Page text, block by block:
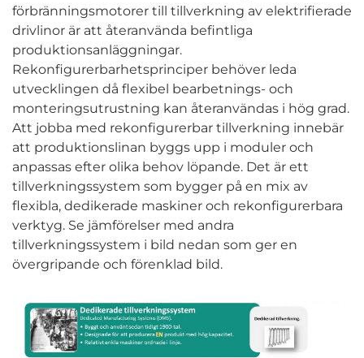
förbränningsmotorer till tillverkning av elektrifierade
drivlinor är att återanvända befintliga
produktionsanläggningar.
Rekonfigurerbarhetsprinciper behöver leda
utvecklingen då flexibel bearbetnings- och
monteringsutrustning kan återanvändas i hög grad.
Att jobba med rekonfigurerbar tillverkning innebär
att produktionslinan byggs upp i moduler och
anpassas efter olika behov löpande. Det är ett
tillverkningssystem som bygger på en mix av
flexibla, dedikerade maskiner och rekonfigurerbara
verktyg. Se jämförelser med andra
tillverkningssystem i bild nedan som ger en
övergripande och förenklad bild.